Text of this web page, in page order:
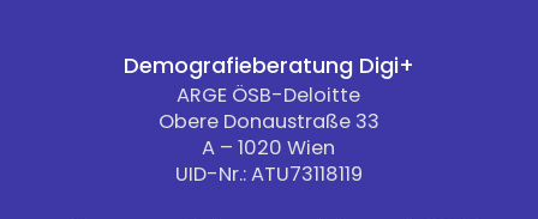
Demografieberatung Digi+
ARGE ÖSB-Deloitte
Obere Donaustraße 33
A – 1020 Wien
UID-Nr.: ATU73118119